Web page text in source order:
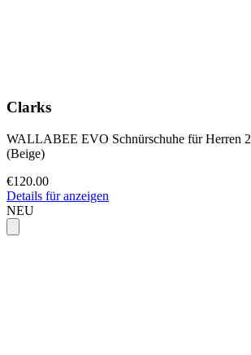
Clarks
WALLABEE EVO Schnürschuhe für Herren
(Beige)
€120.00
Details für anzeigen
NEU